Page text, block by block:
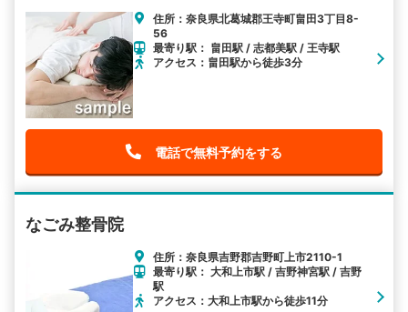
住所：奈良県北葛城郡王寺町畠田3丁目8-
56
最寄り駅： 畠田駅 / 志都美駅 / 王寺駅
アクセス：畠田駅から徒歩3分
電話で無料予約をする
なごみ整骨院
住所：奈良県吉野郡吉野町上市2110-1
最寄り駅： 大和上市駅 / 吉野神宮駅 / 吉野
駅
アクセス：大和上市駅から徒歩11分